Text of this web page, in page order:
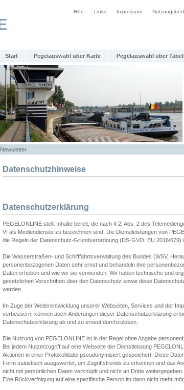
Hilfe Links Impressum
Start Pegelauswahl über Karte Pegelauswahl über
Newsletter
Datenschutzhinweise
Datenschutzerklärung
PEGELONLINE stellt Inhalte bereit, die nach § 2, Abs. 2 des
VI als Mediendienste zu bezeichnen sind. Die Dienstleistungen von
die Regeln der Datenschutz-Grundverordnung (DS-GVO, EU 2016/
Die Wasserstraßen- und Schifffahrtsverwaltung des Bundes (WSV,
personenbezogenen Daten sehr ernst und behandeln ihre
Daten erheben und wie wir sie verwenden. Wir haben technische und
gesetzlichen Vorschriften über den Datenschutz sowie diese
werden.
Im Zuge der Weiterentwicklung unserer Webseiten, Services und der
verbessern, können auch Änderungen dieser Datenschutzerklärung
Datenschutzerklärung ab und zu erneut durchzulesen.
Die Nutzung von PEGELONLINE ist in der Regel ohne Angabe
Bei jedem Nutzerzugriff auf eine Webseite der Dienstleistung
Aktionen in einer Protokolldatei pseudonymisiert gespeichert. Diese
Form statistisch ausgewertet, um Zugriffstrends zu erkennen und das
nicht mit persönlichen Daten verknüpft und nicht an Dritte
Eine Rückverfolgung auf eine spezifische Person ist dann nicht mehr